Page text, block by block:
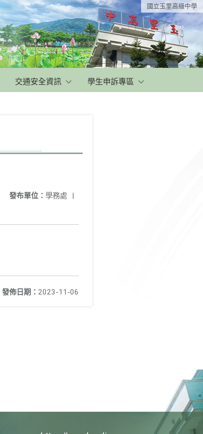
國立玉里高級中學
交通安全資訊 學生申訴專區
發布單位： 學務處 |
發佈日期： 2023-11-06